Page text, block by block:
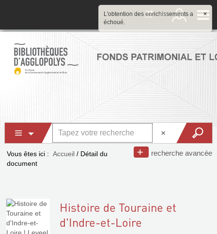
recherche avancée
Vous êtes ici : Accueil / Détail du
document
Histoire de Touraine et
d'Indre-et-Loire
×
L'obtention des enrichissements a
échoué.